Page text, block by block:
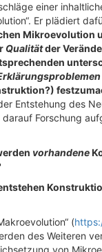
einer
Er plädiert
Mikroevolution
Qualitätder
Entstehung des
Forschung
vorhandene
(
des Weiteren
von